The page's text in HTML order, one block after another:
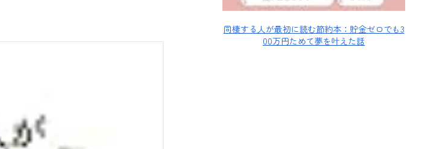
同棲する人が最初に読む節約本：貯金ゼロでも3
00万円ためて夢を叶えた話